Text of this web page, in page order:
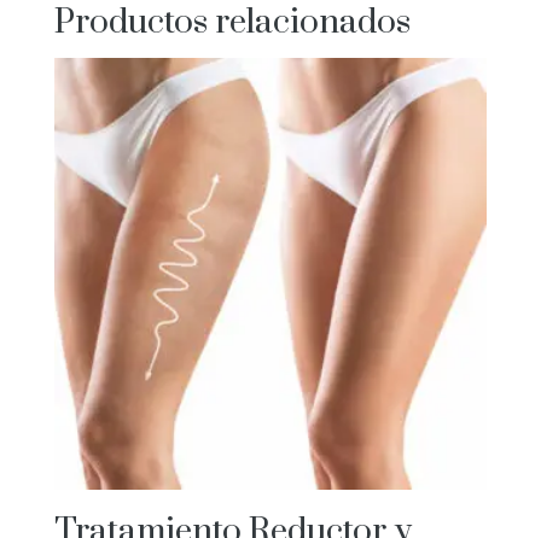
Productos relacionados